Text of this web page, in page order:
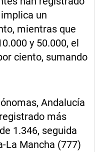
un
mientras que
y 50.000, el
ciento, sumando
Andalucía
más
1.346, seguida
La Mancha (777)